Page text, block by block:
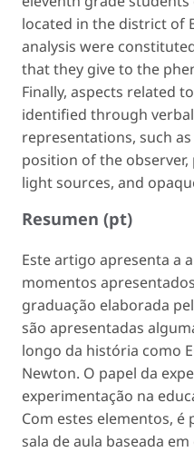
located in the district of
analysis were
that they give to the
Finally, aspects related
identified through
representations, such
position of the
light sources, and
Resumen (pt)
Este artigo apresenta a
momentos
graduação elaborada
são apresentadas
longo da história como
Newton. O papel da
experimentação na
Com estes elementos,
sala de aula baseada